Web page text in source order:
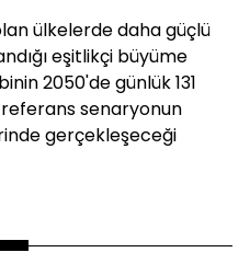
ülkelerde daha güçlü
eşitlikçi büyüme
2050'de günlük 131
senaryonun
gerçekleşeceği